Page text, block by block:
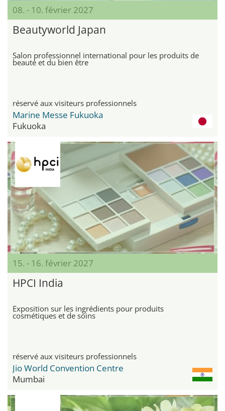
08. - 10. février 2027
Beautyworld Japan
Salon professionnel international pour les produits de
beauté et du bien être
réservé aux visiteurs professionnels
Marine Messe Fukuoka
Fukuoka
15. - 16. février 2027
HPCI India
Exposition sur les ingrédients pour produits
cosmétiques et de soins
réservé aux visiteurs professionnels
Jio World Convention Centre
Mumbai